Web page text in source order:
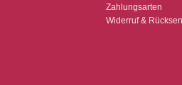
Zahlungsarten
Widerruf &